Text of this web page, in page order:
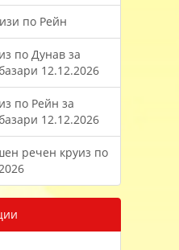
по Рейн
по Дунав за
12.12.2026
по Рейн за
12.12.2026
речен круиз по